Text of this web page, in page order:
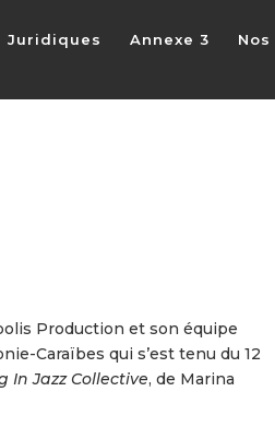
Juridiques Annexe 3
Production et son équipe
Caraïbes qui s’est tenu du 12
In Jazz Collective, de Marina